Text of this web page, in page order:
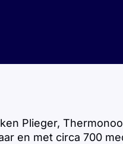
Plieger,
en met circa 700